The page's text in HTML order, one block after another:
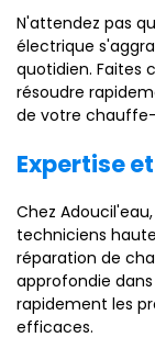
N'attendez pas
électrique
quotidien. Faites
résoudre
de votre
Expertise
Chez
techniciens
réparation de
approfondie
rapidement les
efficaces.